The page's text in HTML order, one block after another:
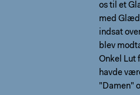
os til et
med
indsat
blev
Onkel Lut
havde
"Damen"